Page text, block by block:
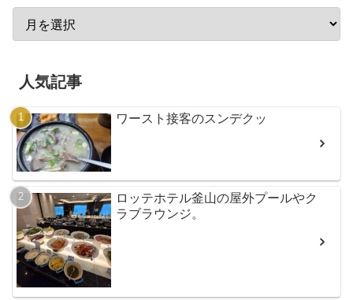
人気記事
ワースト接客のスンデクッ
ロッテホテル釜山の屋外プールやク
ラブラウンジ。